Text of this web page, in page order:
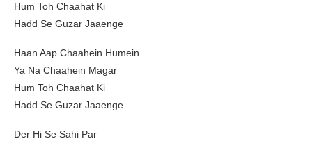
Hum Toh Chaahat Ki
Hadd Se Guzar Jaaenge
Haan Aap Chaahein Humein
Ya Na Chaahein Magar
Hum Toh Chaahat Ki
Hadd Se Guzar Jaaenge
Der Hi Se Sahi Par